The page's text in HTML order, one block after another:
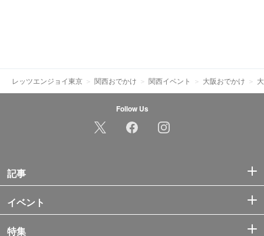
レッツエンジョイ東京 関西おでかけ 関西イベント 大阪おでかけ
Follow Us
記事
イベント
特集